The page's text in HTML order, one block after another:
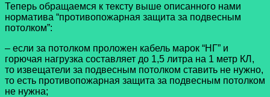
Теперь обращаемся к тексту выше описанного нами
норматива “противопожарная защита за подвесным
потолком”:
– если за потолком проложен кабель марок “НГ” и
горючая нагрузка составляет до 1,5 литра на 1 метр КЛ,
то извещатели за подвесным потолком ставить не нужно,
то есть противопожарная защита за подвесным потолком
не нужна;